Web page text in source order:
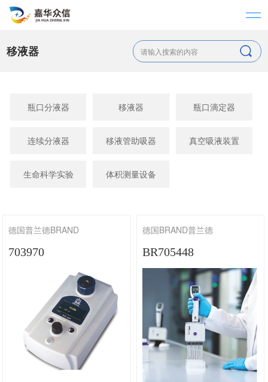
移液器
瓶口分液器 移液器 瓶口滴定器
连续分液器 移液管助吸器 真空吸液装置
生命科学实验 体积测量设备
德国普兰德BRAND
703970
德国BRAND普兰德
BR705448